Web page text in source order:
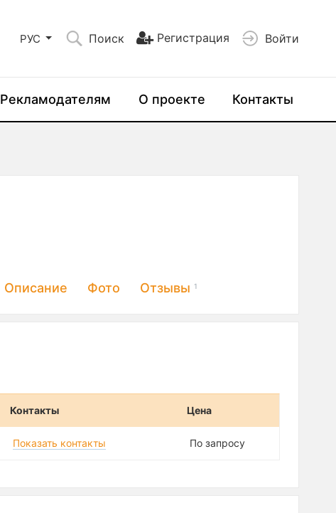
РУС Поиск Регистрация Войти
Рекламодателям О проекте Контакты
Описание Фото Отзывы1
Контакты Цена
Показать контакты По запросу